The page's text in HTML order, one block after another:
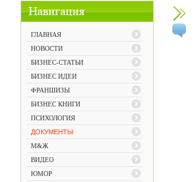
ГЛАВНАЯ
НОВОСТИ
БИЗНЕС-СТАТЬИ
БИЗНЕС ИДЕИ
ФРАНШИЗЫ
БИЗНЕС КНИГИ
ПСИХОЛОГИЯ
ДОКУМЕНТЫ
М&Ж
ВИДЕО
ЮМОР